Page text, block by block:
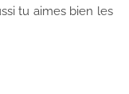
tu aimes bien les